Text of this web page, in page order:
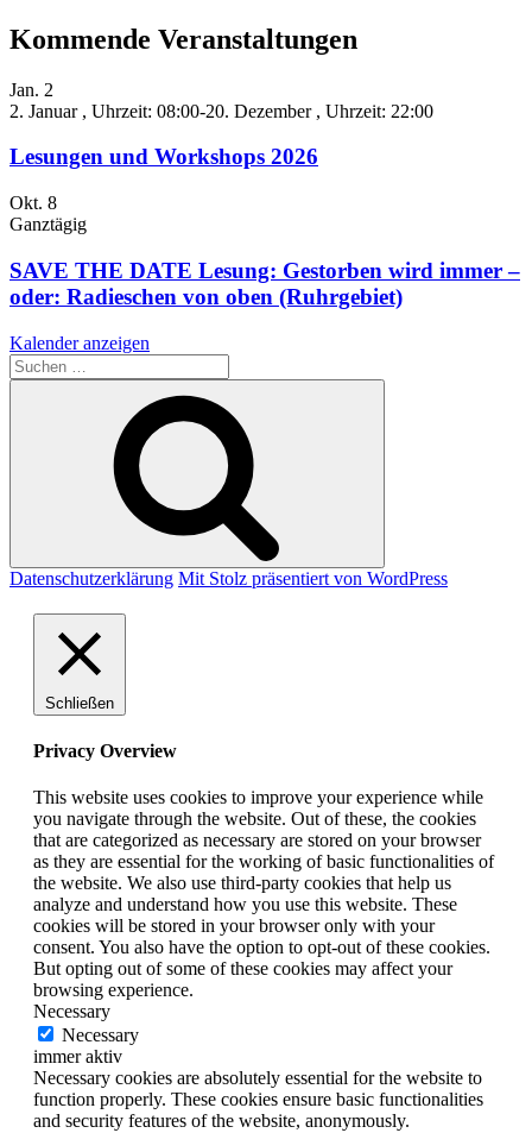
Kommende Veranstaltungen
Jan. 2
2. Januar , Uhrzeit: 08:00-20. Dezember , Uhrzeit: 22:00
Lesungen und Workshops 2026
Okt. 8
Ganztägig
SAVE THE DATE Lesung: Gestorben wird immer –
oder: Radieschen von oben (Ruhrgebiet)
Kalender anzeigen
Suche
nach:
Datenschutzerklärung Mit Stolz präsentiert von WordPress
Schließen
Privacy Overview
This website uses cookies to improve your experience while
you navigate through the website. Out of these, the cookies
that are categorized as necessary are stored on your browser
as they are essential for the working of basic functionalities of
the website. We also use third-party cookies that help us
analyze and understand how you use this website. These
cookies will be stored in your browser only with your
consent. You also have the option to opt-out of these cookies.
But opting out of some of these cookies may affect your
browsing experience.
Necessary
Necessary
immer aktiv
Necessary cookies are absolutely essential for the website to
function properly. These cookies ensure basic functionalities
and security features of the website, anonymously.